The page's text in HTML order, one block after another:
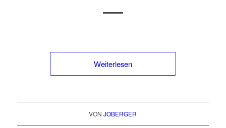
Weiterlesen
VONJOBERGER